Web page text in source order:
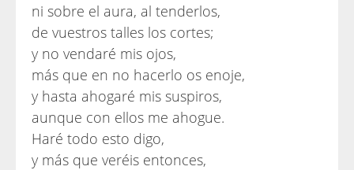
ni sobre el aura, al tenderlos,
de vuestros talles los cortes;
y no vendaré mis ojos,
más que en no hacerlo os enoje,
y hasta ahogaré mis suspiros,
aunque con ellos me ahogue.
Haré todo esto digo,
y más que veréis entonces,